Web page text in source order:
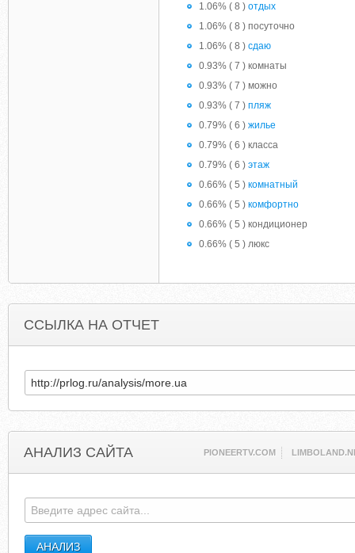
1.06% ( 8 ) отдых
1.06% ( 8 ) посуточно
1.06% ( 8 ) сдаю
0.93% ( 7 ) комнаты
0.93% ( 7 ) можно
0.93% ( 7 ) пляж
0.79% ( 6 ) жилье
0.79% ( 6 ) класса
0.79% ( 6 ) этаж
0.66% ( 5 ) комнатный
0.66% ( 5 ) комфортно
0.66% ( 5 ) кондиционер
0.66% ( 5 ) люкс
ССЫЛКА НА ОТЧЕТ
АНАЛИЗ САЙТА PIONEERTV.COM